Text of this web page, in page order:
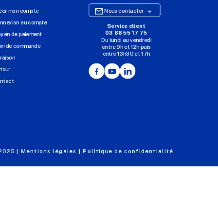
mon compte
au compte
de paiement
de commande
Nous contacter 
SITE E-COMMERCE
NOS AGENCES
MASSILLY CONSERVOR
Service client
03 88 55 17 75
Du lundi au vendredi
entre 9h et 12h puis
entre 13h30 et 17h
FacebookYouTube
|Mentions légales |Politique de confidentialité